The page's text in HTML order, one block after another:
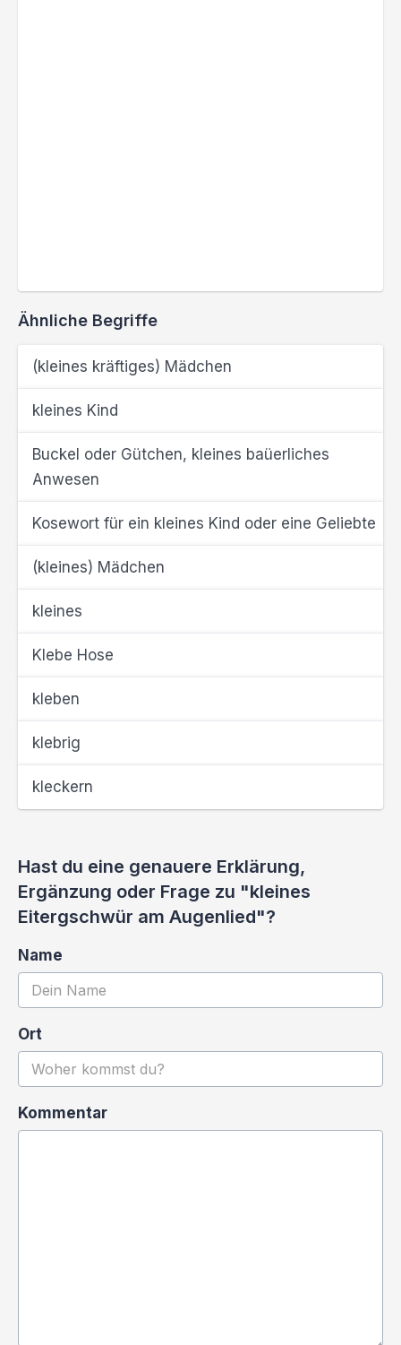
Ähnliche Begriffe
(kleines kräftiges) Mädchen
kleines Kind
Buckel oder Gütchen, kleines baüerliches
Anwesen
Kosewort für ein kleines Kind oder eine Geliebte
(kleines) Mädchen
kleines
Klebe Hose
kleben
klebrig
kleckern
Hast du eine genauere Erklärung,
Ergänzung oder Frage zu "kleines
Eitergschwür am Augenlied"?
Name
Ort
Kommentar